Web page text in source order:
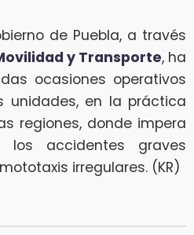
de Puebla, a través
y Transporte, ha
ocasiones operativos
unidades, en la práctica
regiones, donde impera
accidentes graves
irregulares. (KR)